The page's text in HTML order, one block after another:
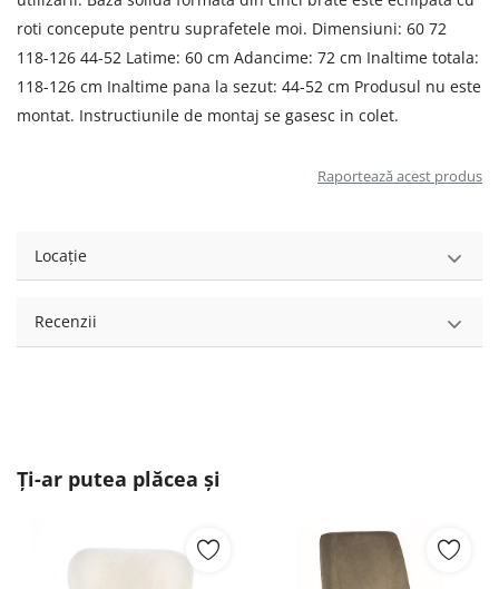
roti concepute pentru suprafetele moi. Dimensiuni: 60 72
118-126 44-52 Latime: 60 cm Adancime: 72 cm Inaltime totala:
118-126 cm Inaltime pana la sezut: 44-52 cm Produsul nu este
montat. Instructiunile de montaj se gasesc in colet.
Raportează acest produs
Locație
Recenzii
Ți-ar putea plăcea și